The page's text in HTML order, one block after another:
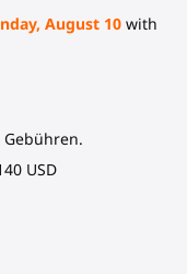
August 10with
USD